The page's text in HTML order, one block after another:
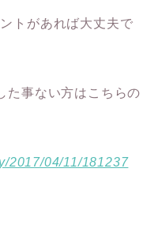
トがあれば大丈夫で
事ない方はこちらの
2017/04/11/181237